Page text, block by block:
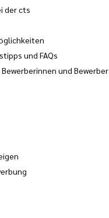
der cts
und FAQs
und Bewerber